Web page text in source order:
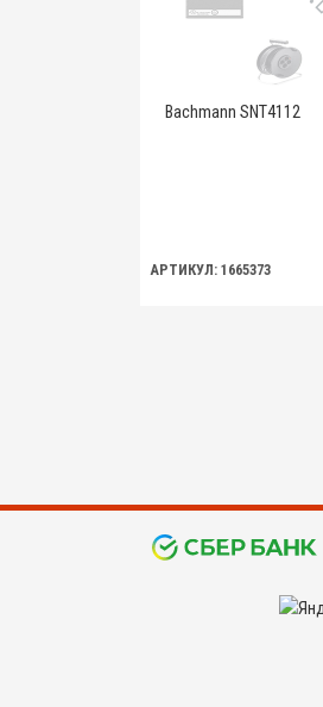
Bachmann SNT4112
АРТИКУЛ: 1665373